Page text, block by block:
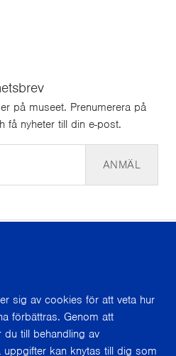
sig av cookies för att veta hur
förbättras. Genom att
till behandling av
kan knytas till dig som
på museet. Prenumerera på
få nyheter till din e-post.
ANMÄL